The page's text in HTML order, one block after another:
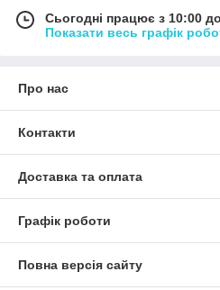
Сьогодні працює з 10:00
Показати весь графік
Про нас
Контакти
Доставка та оплата
Графік роботи
Повна версія сайту